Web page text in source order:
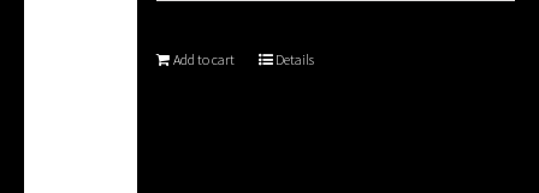
Add to cart Details